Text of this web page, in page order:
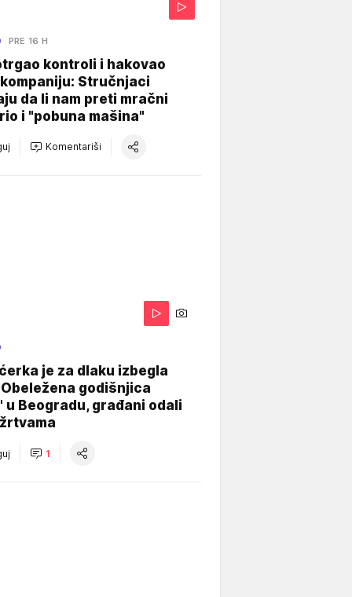
PRE 16 H
kontroli i hakovao
Stručnjaci
da li nam preti mračni
i "pobuna mašina"
Komentariši
je za dlaku izbegla
godišnjica
u Beogradu, građani odali
1